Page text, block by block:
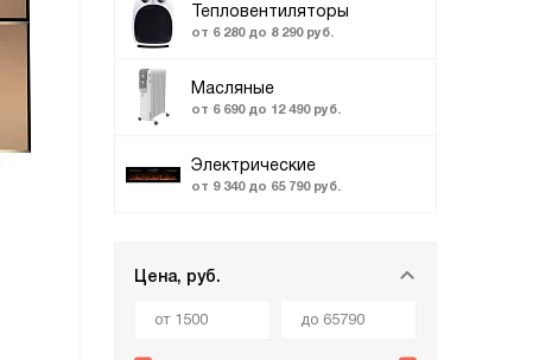
Тепловентиляторы
от 6 280 до 8 290 руб.
Масляные
от 6 690 до 12 490 руб.
Электрические
от 9 340 до 65 790 руб.
Цена, руб.